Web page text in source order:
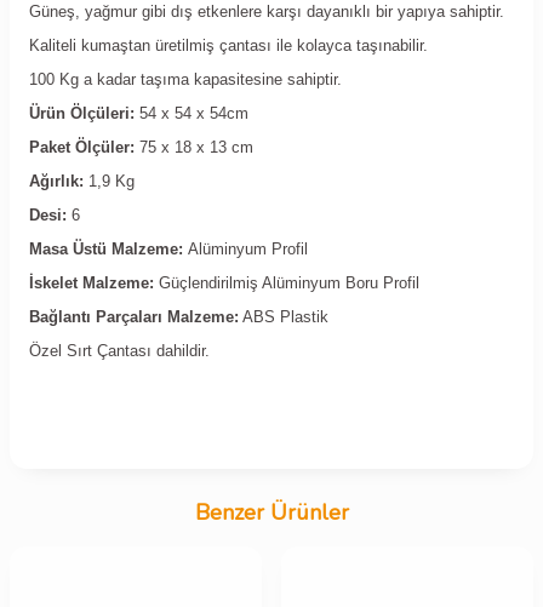
Güneş, yağmur gibi dış etkenlere karşı dayanıklı bir yapıya sahiptir.
Kaliteli kumaştan üretilmiş çantası ile kolayca taşınabilir.
100 Kg a kadar taşıma kapasitesine sahiptir.
Ürün Ölçüleri: 54 x 54 x 54cm
Paket Ölçüler: 75 x 18 x 13 cm
Ağırlık: 1,9 Kg
Desi: 6
Masa Üstü Malzeme: Alüminyum Profil
İskelet Malzeme: Güçlendirilmiş Alüminyum Boru Profil
Bağlantı Parçaları Malzeme: ABS Plastik
Özel Sırt Çantası dahildir.
Benzer Ürünler